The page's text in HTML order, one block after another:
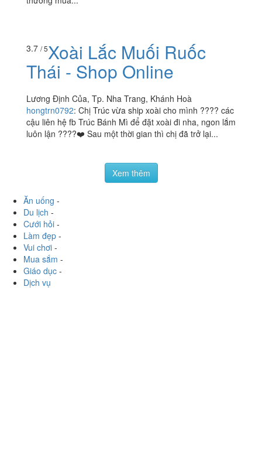
Hoàng Văn Thụ, Tp. Nha Trang, Khánh Hoà
lại rẻ nữa, muốn mua hộp 15k hay 20k đều đc, mình
thường mua...
3.7/ 5Xoài Lắc Muối Ruốc
Thái - Shop Online
Chị Trúc vừa ship xoài cho mình ???? các
cậu liên hệ fb Trúc Bánh Mì để đặt xoài đi nha, ngon lắm
luôn lận ????❤️ Sau một thời gian thì chị đã trở lại...
Ăn uống
Du lịch-
Cưới hỏi-
Làm đẹp